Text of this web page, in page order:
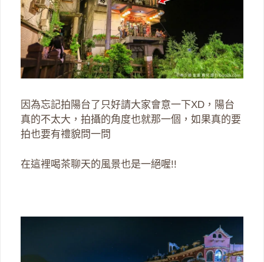
因為忘記拍陽台了只好請大家會意一下XD，陽台
真的不太大，拍攝的角度也就那一個，如果真的要
拍也要有禮貌問一問
在這裡喝茶聊天的風景也是一絕喔!!